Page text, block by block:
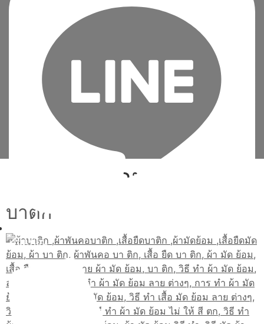
เพิ่มเพื่อน
มัด ย้อม ผ้า
บาติก